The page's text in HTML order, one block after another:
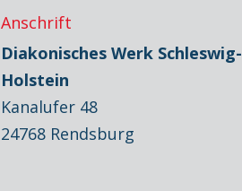
Anschrift
Diakonisches Werk Schleswig-
Holstein
Kanalufer 48
24768 Rendsburg